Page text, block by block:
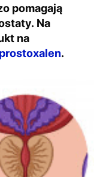
pomagają
Na
na
prostoxalen.